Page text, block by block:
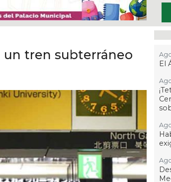
Next
un tren subterráneo
El